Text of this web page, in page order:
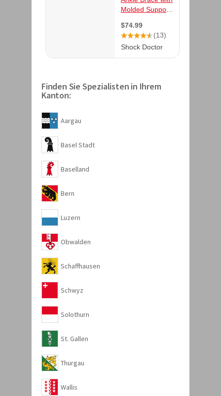
Finden Sie Spezialisten in Ihrem
Kanton:
Aargau
Basel Stadt
Baselland
Bern
Luzern
Obwalden
Schaffhausen
Schwyz
Solothurn
St. Gallen
Thurgau
Wallis